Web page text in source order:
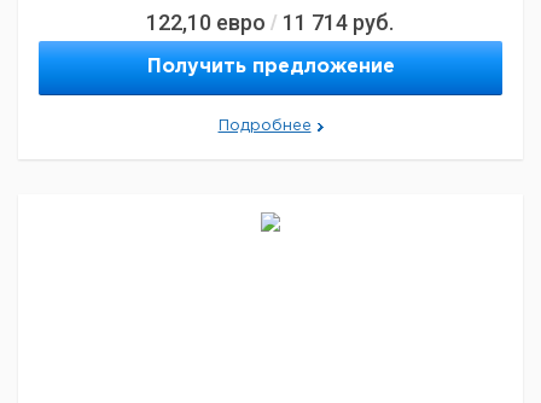
122,10 евро / 11 714 руб.
Получить предложение
Подробнее